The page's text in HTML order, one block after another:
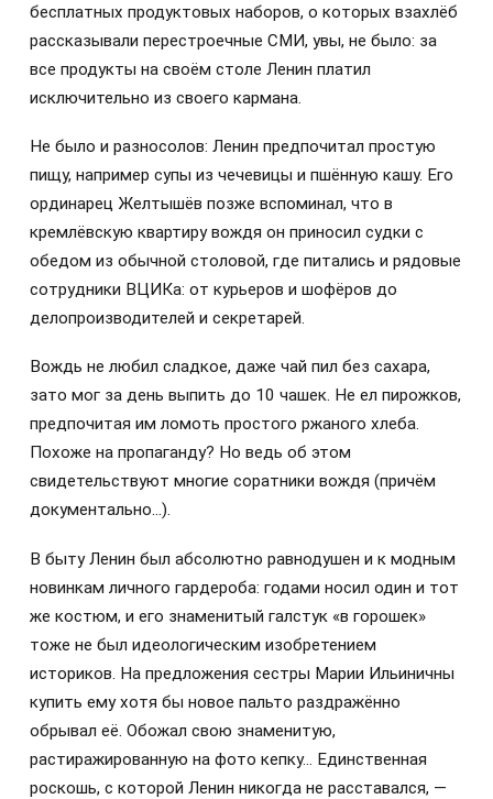
бесплатных продуктовых наборов, о которых взахлёб
рассказывали перестроечные СМИ, увы, не было: за
все продукты на своём столе Ленин платил
исключительно из своего кармана.
Не было и разносолов: Ленин предпочитал простую
пищу, например супы из чечевицы и пшённую кашу. Его
ординарец Желтышёв позже вспоминал, что в
кремлёвскую квартиру вождя он приносил судки с
обедом из обычной столовой, где питались и рядовые
сотрудники ВЦИКа: от курьеров и шофёров до
делопроизводителей и секретарей.
Вождь не любил сладкое, даже чай пил без сахара,
зато мог за день выпить до 10 чашек. Не ел пирожков,
предпочитая им ломоть простого ржаного хлеба.
Похоже на пропаганду? Но ведь об этом
свидетельствуют многие соратники вождя (причём
документально…).
В быту Ленин был абсолютно равнодушен и к модным
новинкам личного гардероба: годами носил один и тот
же костюм, и его знаменитый галстук «в горошек»
тоже не был идеологическим изобретением
историков. На предложения сестры Марии Ильиничны
купить ему хотя бы новое пальто раздражённо
обрывал её. Обожал свою знаменитую,
растиражированную на фото кепку… Единственная
роскошь, с которой Ленин никогда не расставался, —